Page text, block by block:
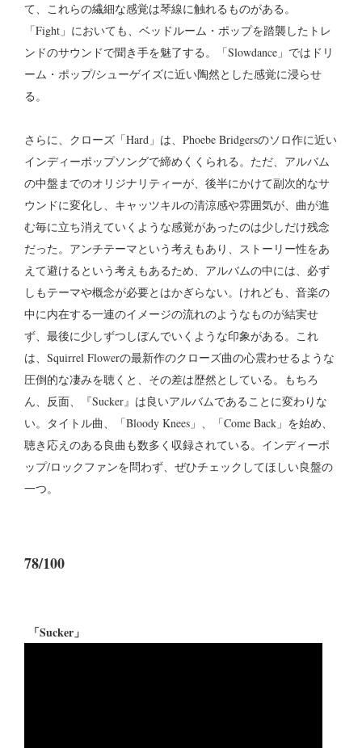
て、これらの繊細な感覚は琴線に触れるものがある。
「Fight」においても、ベッドルーム・ポップを踏襲したトレ
ンドのサウンドで聞き手を魅了する。「Slowdance」ではドリ
ーム・ポップ/シューゲイズに近い陶然とした感覚に浸らせ
る。
さらに、クローズ「Hard」は、Phoebe Bridgersのソロ作に近い
インディーポップソングで締めくくられる。ただ、アルバム
の中盤までのオリジナリティーが、後半にかけて副次的なサ
ウンドに変化し、キャッツキルの清涼感や雰囲気が、曲が進
む毎に立ち消えていくような感覚があったのは少しだけ残念
だった。アンチテーマという考えもあり、ストーリー性をあ
えて避けるという考えもあるため、アルバムの中には、必ず
しもテーマや概念が必要とはかぎらない。けれども、音楽の
中に内在する一連のイメージの流れのようなものが結実せ
ず、最後に少しずつしぼんでいくような印象がある。これ
は、Squirrel Flowerの最新作のクローズ曲の心震わせるような
圧倒的な凄みを聴くと、その差は歴然としている。もちろ
ん、反面、『Sucker』は良いアルバムであることに変わりな
い。タイトル曲、「Bloody Knees」、「Come Back」を始め、
聴き応えのある良曲も数多く収録されている。インディーポ
ップ/ロックファンを問わず、ぜひチェックしてほしい良盤の
一つ。
78/100
「Sucker」